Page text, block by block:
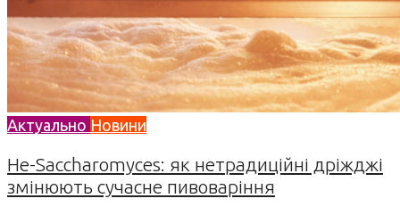
Актуально Новини
Не-Saccharomyces: як нетрадиційні дріжджі
змінюють сучасне пивоваріння